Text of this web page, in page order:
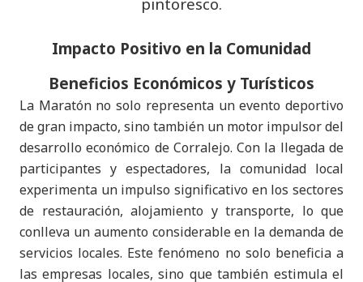
Impacto Positivo en la Comunidad
Beneficios Económicos y Turísticos
La Maratón no solo representa un evento deportivo
de gran impacto, sino también un motor impulsor del
desarrollo económico de Corralejo. Con la llegada de
participantes y espectadores, la comunidad local
experimenta un impulso significativo en los sectores
de restauración, alojamiento y transporte, lo que
conlleva un aumento considerable en la demanda de
servicios locales. Este fenómeno no solo beneficia a
las empresas locales, sino que también estimula el